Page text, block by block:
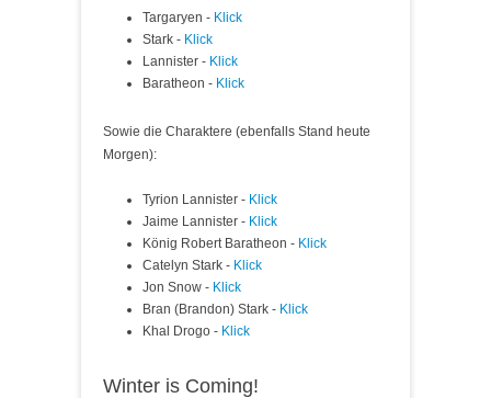
Targaryen - Klick
Stark - Klick
Lannister - Klick
Baratheon - Klick
Sowie die Charaktere (ebenfalls Stand heute
Morgen):
Tyrion Lannister - Klick
Jaime Lannister - Klick
König Robert Baratheon - Klick
Catelyn Stark - Klick
Jon Snow - Klick
Bran (Brandon) Stark - Klick
Khal Drogo - Klick
Winter is Coming!